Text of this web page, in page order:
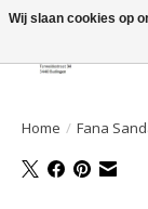
Welkom bij de
Home / Fana
Wij slaan cookies op